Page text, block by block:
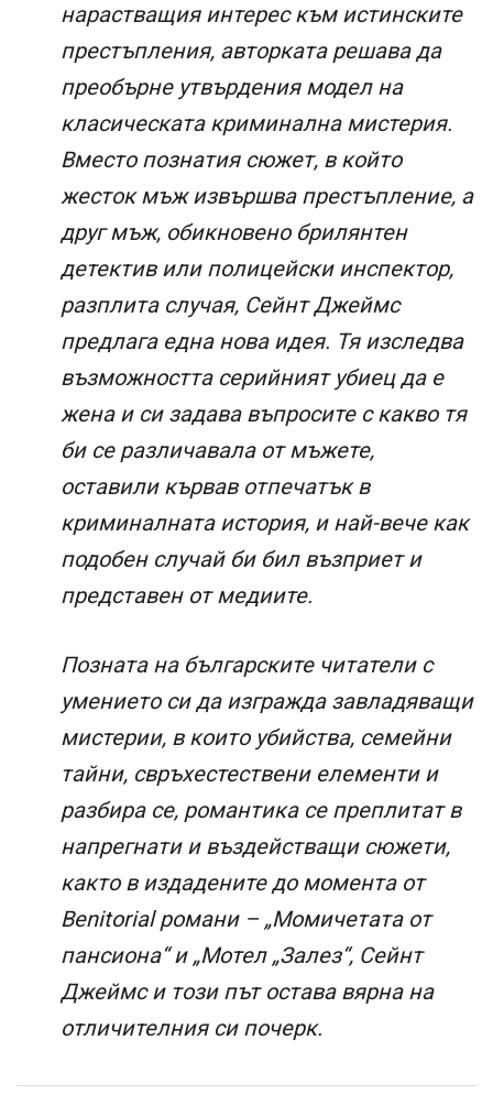
нарастващия интерес към истинските
престъпления, авторката решава да
преобърне утвърдения модел на
класическата криминална мистерия.
Вместо познатия сюжет, в който
жесток мъж извършва престъпление, а
друг мъж, обикновено брилянтен
детектив или полицейски инспектор,
разплита случая, Сейнт Джеймс
предлага една нова идея. Тя изследва
възможността серийният убиец да е
жена и си задава въпросите с какво тя
би се различавала от мъжете,
оставили кървав отпечатък в
криминалната история, и най-вече как
подобен случай би бил възприет и
представен от медиите.
Позната на българските читатели с
умението си да изгражда завладяващи
мистерии, в които убийства, семейни
тайни, свръхестествени елементи и
разбира се, романтика се преплитат в
напрегнати и въздействащи сюжети,
както в издадените до момента от
Benitorial романи – „Момичетата от
пансиона“ и „Мотел „Залез“, Сейнт
Джеймс и този път остава вярна на
отличителния си почерк.